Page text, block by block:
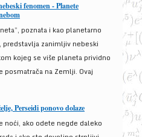
fenomen - Planete
poznata i kao planetarno
predstavlja zanimljiv nebeski
kojeg se više planeta prividno
posmatrača na Zemlji. Ovaj
Perseidi ponovo dolaze
noći, ako odete negde daleko